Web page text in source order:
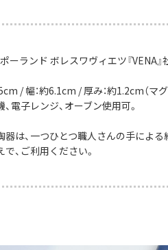
ーランド ボレスワヴィエツ『VENA』
/ 幅：約6.1cm / 厚み：約1.2cm（マ
電子レンジ、オーブン使用可。
器は、一つひとつ職人さんの手によ
、ご利用ください。